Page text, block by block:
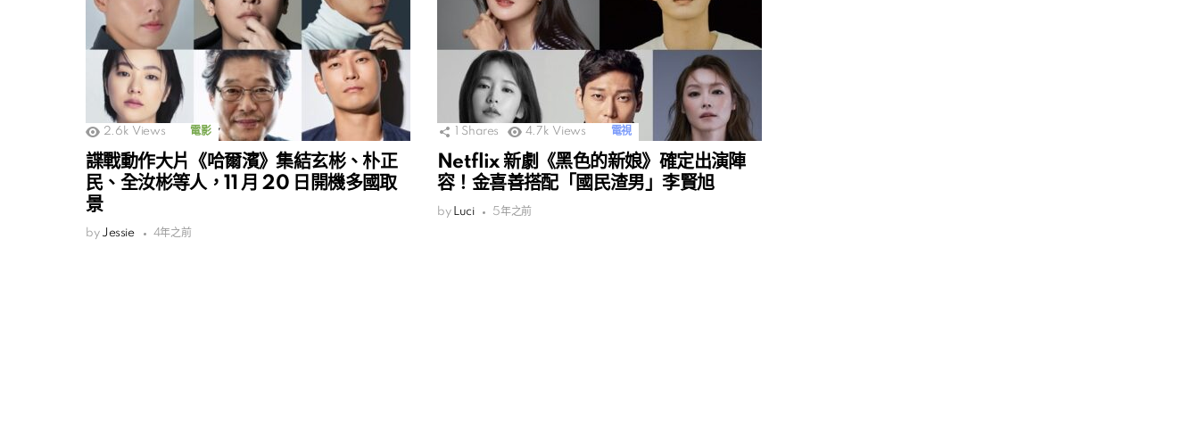
2.6k Views 電影
諜戰動作大片《哈爾濱》集結玄彬、朴正
民、全汝彬等人，11 月 20 日開機多國取
景
by Jessie 4年之前
Shares 4.7k Views 電視
Netflix 新劇《黑色的新娘》確定出演陣
容！金喜善搭配「國民渣男」李賢旭
by Luci 5年之前